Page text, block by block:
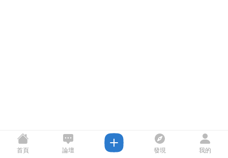
首頁 論壇 發現 我的